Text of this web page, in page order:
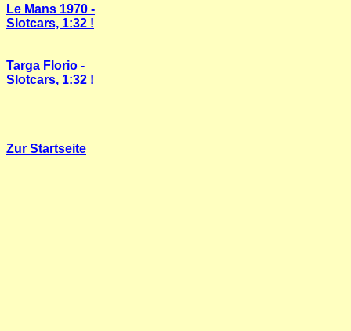
Le Mans 1970 -
Slotcars, 1:32 !
Targa Florio -
Slotcars, 1:32 !
Zur Startseite